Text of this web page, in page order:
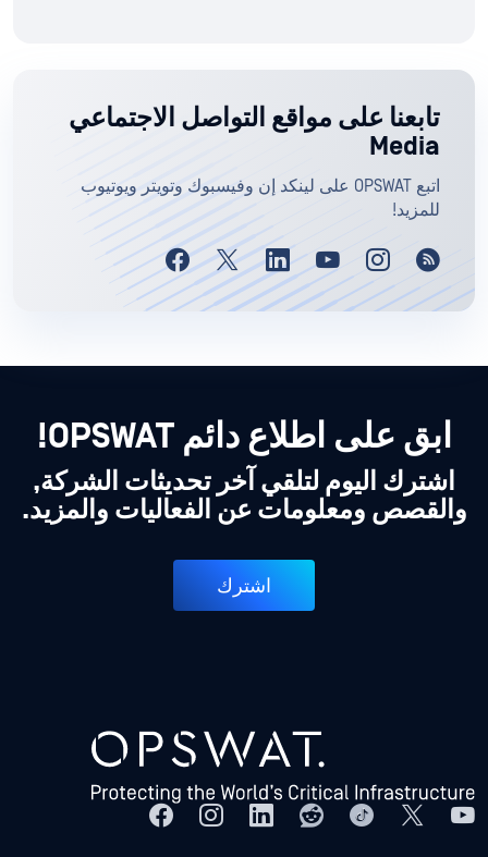
تابعنا على مواقع التواصل الاجتماعي
Media
اتبع OPSWAT على لينكد إن وفيسبوك وتويتر ويوتيوب
للمزيد!
ابق على اطلاع دائم OPSWAT!
اشترك اليوم لتلقي آخر تحديثات الشركة,
والقصص ومعلومات عن الفعاليات والمزيد.
اشترك